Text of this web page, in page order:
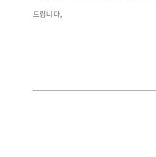
드립니다,